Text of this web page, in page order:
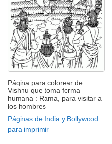
Página para colorear de
Vishnu que toma forma
humana : Rama, para visitar a
los hombres
Páginas de India y Bollywood
para imprimir